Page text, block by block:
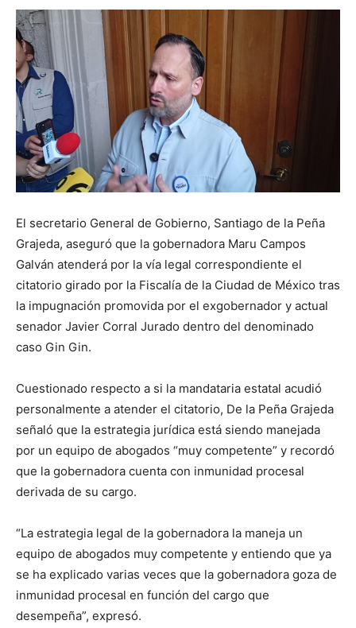
El secretario General de Gobierno, Santiago de la Peña
Grajeda, aseguró que la gobernadora Maru Campos
Galván atenderá por la vía legal correspondiente el
citatorio girado por la Fiscalía de la Ciudad de México tras
la impugnación promovida por el exgobernador y actual
senador Javier Corral Jurado dentro del denominado
caso Gin Gin.
Cuestionado respecto a si la mandataria estatal acudió
personalmente a atender el citatorio, De la Peña Grajeda
señaló que la estrategia jurídica está siendo manejada
por un equipo de abogados “muy competente” y recordó
que la gobernadora cuenta con inmunidad procesal
derivada de su cargo.
“La estrategia legal de la gobernadora la maneja un
equipo de abogados muy competente y entiendo que ya
se ha explicado varias veces que la gobernadora goza de
inmunidad procesal en función del cargo que
desempeña”, expresó.